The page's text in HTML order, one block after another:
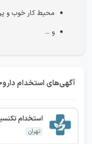
محیط کار خوب و
و ...
آگهی‌های استخدام
استخدام
تهران